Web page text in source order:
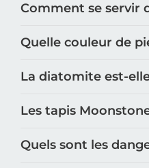
Comment se servir
Quelle couleur de
La diatomite est-
Les tapis
Quels sont les